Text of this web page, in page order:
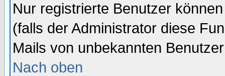
Nur registrierte Benutzer
(falls der Administrator diese
Mails von unbekannten
Nach oben